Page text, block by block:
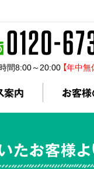
間8:00～20:00 【年中無
案内 お客
たお客様よ